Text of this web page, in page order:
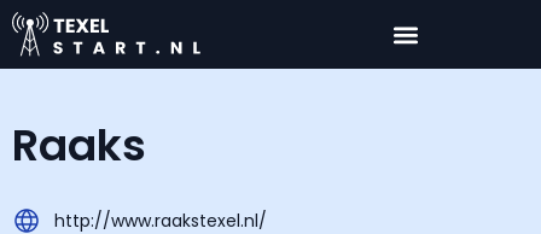
Raaks
http://www.raakstexel.nl/